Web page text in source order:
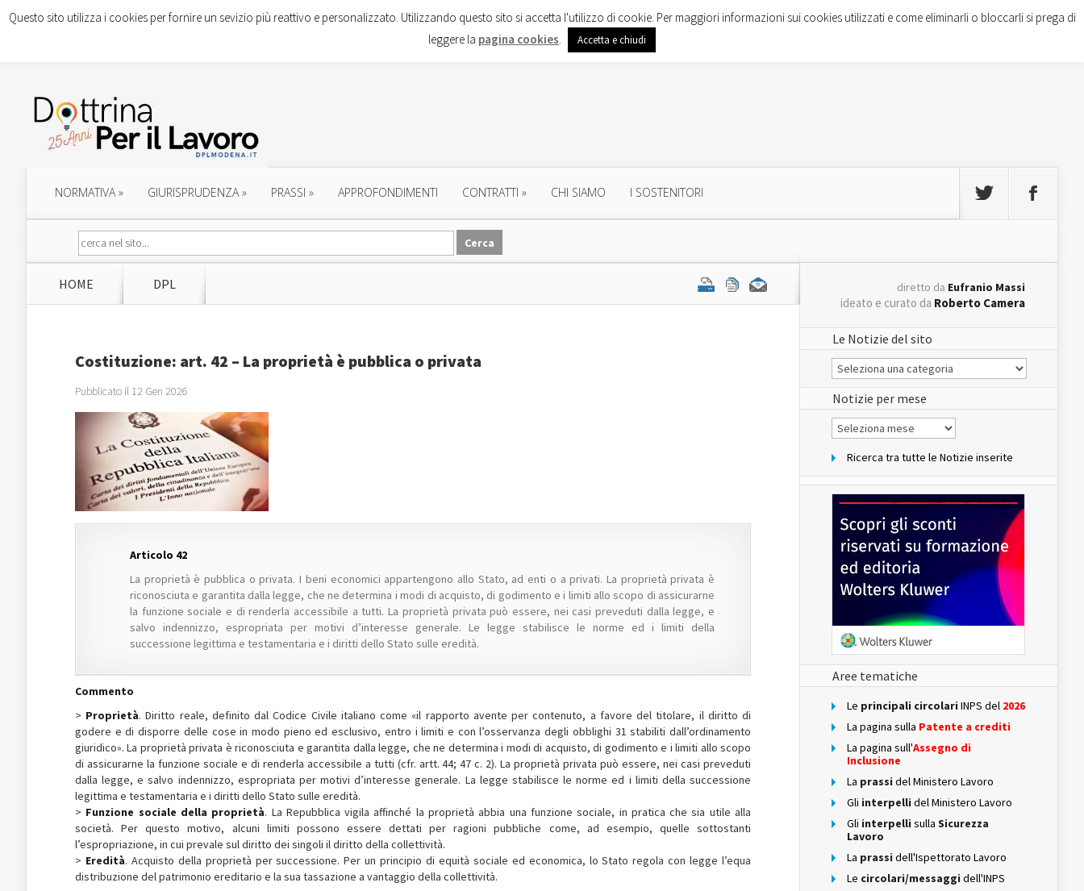
NORMATIVA» GIURISPRUDENZA» PRASSI » APPROFONDIMENTI CONTRATTI » CHI SIAMO I SOSTENITORI
HOME DPL
Costituzione: art. 42 – La proprietà è pubblica o privata
Pubblicato il 12 Gen 2026
Articolo 42
La proprietà è pubblica o privata. I beni economici appartengono allo Stato, ad enti o a privati. La proprietà privata è
riconosciuta e garantita dalla legge, che ne determina i modi di acquisto, di godimento e i limiti allo scopo di assicurarne
la funzione sociale e di renderla accessibile a tutti. La proprietà privata può essere, nei casi preveduti dalla legge, e
salvo indennizzo, espropriata per motivi d’interesse generale. Le legge stabilisce le norme ed i limiti della
successione legittima e testamentaria e i diritti dello Stato sulle eredità.
Commento
> Proprietà. Diritto reale, definito dal Codice Civile italiano come «il rapporto avente per contenuto, a favore del titolare, il diritto di
godere e di disporre delle cose in modo pieno ed esclusivo, entro i limiti e con l’osservanza degli obblighi 31 stabiliti dall’ordinamento
giuridico». La proprietà privata è riconosciuta e garantita dalla legge, che ne determina i modi di acquisto, di godimento e i limiti allo scopo
di assicurarne la funzione sociale e di renderla accessibile a tutti (cfr. artt. 44; 47 c. 2). La proprietà privata può essere, nei casi preveduti
dalla legge, e salvo indennizzo, espropriata per motivi d’interesse generale. La legge stabilisce le norme ed i limiti della successione
legittima e testamentaria e i diritti dello Stato sulle eredità.
> Funzione sociale della proprietà. La Repubblica vigila affinché la proprietà abbia una funzione sociale, in pratica che sia utile alla
società. Per questo motivo, alcuni limiti possono essere dettati per ragioni pubbliche come, ad esempio, quelle sottostanti
l’espropriazione, in cui prevale sul diritto dei singoli il diritto della collettività.
> Eredità. Acquisto della proprietà per successione. Per un principio di equità sociale ed economica, lo Stato regola con legge l’equa
distribuzione del patrimonio ereditario e la sua tassazione a vantaggio della collettività.
diretto da Eufranio Massi
ideato e curato da Roberto Camera
Le Notizie del sito
Le
Notizie
del
sito
Notizie per mese
Notizie
per
Ricerca tra tutte le Notizie inserite
Aree tematiche
Le principali circolari INPS del 2026
La pagina sulla Patente a crediti
La pagina sull'Assegno di
Inclusione
La prassi del Ministero Lavoro
Gli interpelli del Ministero Lavoro
Gli interpelli sulla Sicurezza
Lavoro
La prassi dell'Ispettorato Lavoro
Le circolari/messaggi dell'INPS
Questo sito utilizza i cookies per fornire un sevizio più reattivo e personalizzato. Utilizzando questo sito si accetta l'utilizzo di cookie. Per maggiori informazioni sui cookies utilizzati e come eliminarli o bloccarli si prega di
leggere la pagina cookies. Accetta e chiudi